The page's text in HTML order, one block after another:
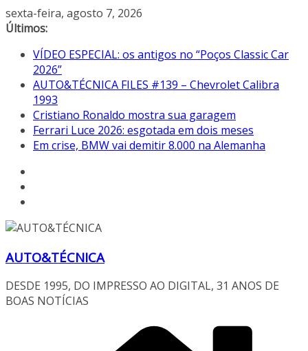
Pular
para
conteúdo
sexta-feira, agosto 7, 2026
Últimos:
VÍDEO ESPECIAL: os antigos no “Poços Classic Car
2026”
AUTO&TÉCNICA FILES #139 – Chevrolet Calibra
1993
Cristiano Ronaldo mostra sua garagem
Ferrari Luce 2026: esgotada em dois meses
Em crise, BMW vai demitir 8.000 na Alemanha
AUTO&TÉCNICA
DESDE 1995, DO IMPRESSO AO DIGITAL, 31 ANOS DE
BOAS NOTÍCIAS